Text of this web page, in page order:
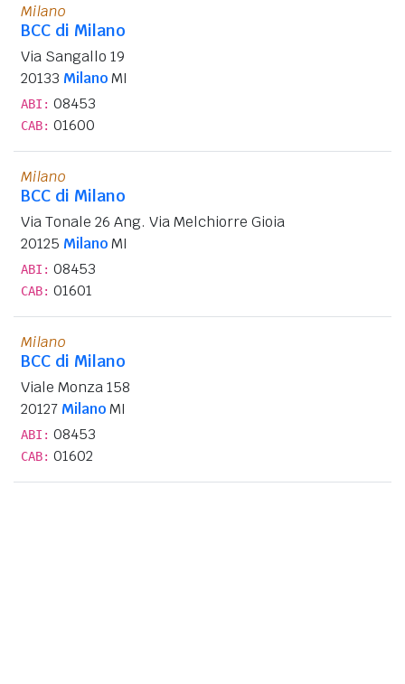
Milano
BCC di Milano
Via Sangallo 19
20133 MilanoMI
ABI: 08453
CAB: 01600
Milano
BCC di Milano
Via Tonale 26 Ang. Via Melchiorre Gioia
20125 MilanoMI
ABI: 08453
CAB: 01601
Milano
BCC di Milano
Viale Monza 158
20127 MilanoMI
ABI: 08453
CAB: 01602